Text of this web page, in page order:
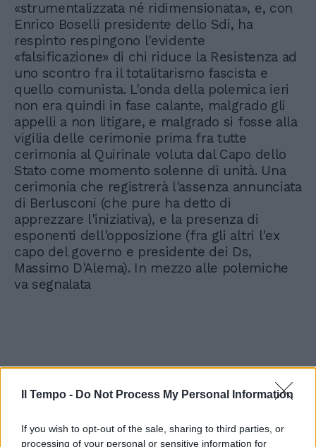
Il Tempo - Do Not Process My Personal Information
If you wish to opt-out of the sale, sharing to third parties, or
processing of your personal or sensitive information for
«strumentalizzata né ridimensionata», e, con
Enrico Boselli presidente dello Sdi, ha
respinto respingono l'evidente
«falsificazione» di chi riduce la Resistenza ad
uno scontro fra il totalitarismo fascista e
quello comunista. L'onda della polemica ieri
non era quindi in fase calante, malgrado gli
appelli a non litigare, e malgrado si fosse alla
vigilia delle cerimonie prima fra tutte
cerimonia al Quirinale voluta dal Capo dello
Stato come momento solenne di unità. Una
cerimonia che registrerà l'assenza annunciata
di Berlusconi (che pure ha detto di
apprezzare l'iniziativa), e la presenza di
esponenti dell'opposizione (fra gli altri l'ex
capo del governo e presidente dei Ds,
Massimo D'Alema). In mezzo alle polemiche
va segnalata